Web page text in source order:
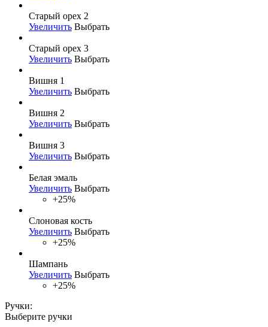
Старый орех 2
Увеличить Выбрать
Старый орех 3
Увеличить Выбрать
Вишня 1
Увеличить Выбрать
Вишня 2
Увеличить Выбрать
Вишня 3
Увеличить Выбрать
Белая эмаль
Увеличить Выбрать
+25%
Слоновая кость
Увеличить Выбрать
+25%
Шампань
Увеличить Выбрать
+25%
Ручки:
Выберите ручки